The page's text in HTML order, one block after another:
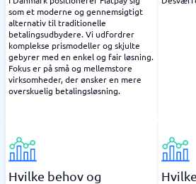
som et moderne og gennemsigtigt
alternativ til traditionelle
betalingsudbydere. Vi udfordrer
komplekse prismodeller og skjulte
gebyrer med en enkel og fair løsning.
Fokus er på små og mellemstore
virksomheder, der ønsker en mere
overskuelig betalingsløsning.
Hvilke behov og